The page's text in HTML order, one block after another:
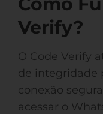
Verify?
O Code Verify
de integridade
conexão
acessar o